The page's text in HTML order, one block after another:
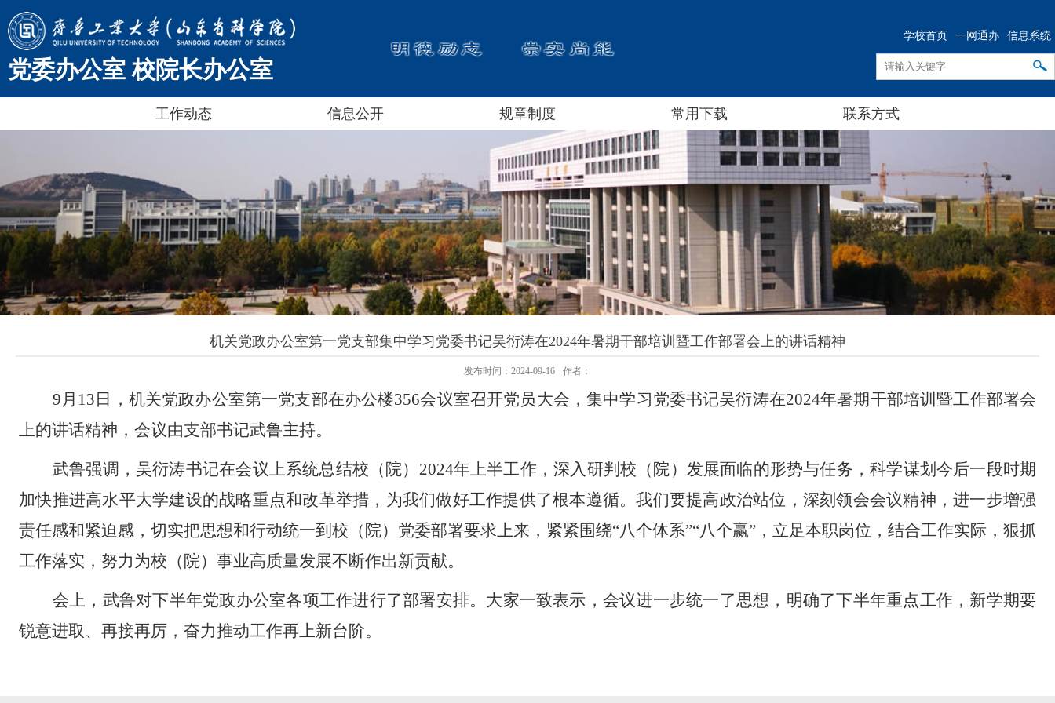
党委办公室 校院长办公室
学校首页 一网通办 信息系统
工作动态 信息公开 规章制度 常用下载 联系方式
机关党政办公室第一党支部集中学习党委书记吴衍涛在2024年暑期干部培训暨工作部署会上的讲话精神
发布时间：2024-09-16 作者：
9月13日，机关党政办公室第一党支部在办公楼356会议室召开党员大会，集中学习党委书记吴衍涛在2024年暑期干部培训暨工作部署会
上的讲话精神，会议由支部书记武鲁主持。
武鲁强调，吴衍涛书记在会议上系统总结校（院） 2024年上半工作，深入研判校（院）发展面临的形势与任务，科学谋划今后一段时期
加快推进高水平大学建设的战略重点和改革举措，为我们做好工作提供了根本遵循。我们要提高政治站位，深刻领会会议精神，进一步增强
责任感和紧迫感，切实把思想和行动统一到校（院）党委部署要求上来，紧紧围绕“八个体系”“八个赢”，立足本职岗位，结合工作实际，狠抓
工作落实，努力为校（院）事业高质量发展不断作出新贡献。
会上，武鲁对下半年党政办公室各项工作进行了部署安排。大家一致表示，会议进一步统一了思想，明确了下半年重点工作，新学期要
锐意进取、再接再厉，奋力推动工作再上新台阶。